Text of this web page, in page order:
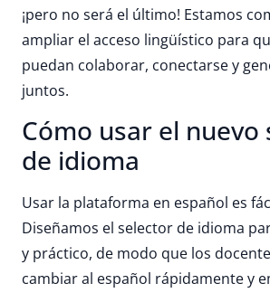
¡pero no será el último! Estamos
ampliar el acceso lingüístico para
puedan colaborar, conectarse y
juntos.
Cómo usar el
de idioma
Usar la plataforma en español es
Diseñamos el selector de idioma
y práctico, de modo que los
cambiar al español rápidamente y